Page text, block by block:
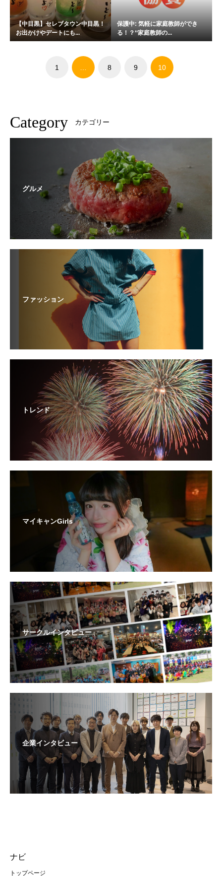
【中目黒】セレブタウン中目黒！
お出かけやデートにも...
保護中: 気軽に家庭教師ができ
る！？‘‘家庭教師の...
1 8 9 10
Category カテゴリー
グルメ
ファッション
トレンド
マイキャンGirls
サークルインタビュー
企業インタビュー
ナビ
トップページ